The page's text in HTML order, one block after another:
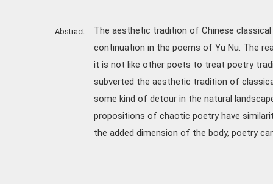
Abstract
The aesthetic tradition of Chinese
continuation in the poems of Yu Nu. The
it is not like other poets to treat poetry
subverted the aesthetic tradition of
some kind of detour in the natural
propositions of chaotic poetry have
the added dimension of the body, poetry